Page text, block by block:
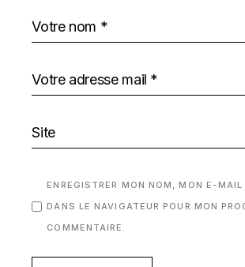
ENREGISTRER MON NOM, MON E-
DANS LE NAVIGATEUR POUR MON
COMMENTAIRE.